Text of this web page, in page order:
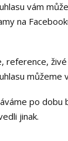
vám
na
reference,
po
jinak.